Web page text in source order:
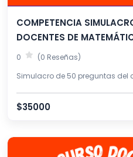
COMPETENCIA
DOCENTES DE
0 (0 Reseñas)
Simulacro de 50 preguntas
$35000